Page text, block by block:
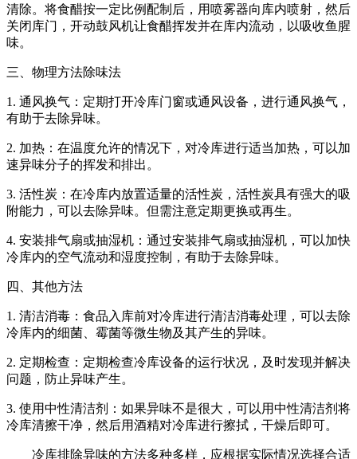
清除。将食醋按一定比例配制后，用喷雾器向库内喷射，然后
关闭库门，开动鼓风机让食醋挥发并在库内流动，以吸收鱼腥
味。
三、物理方法除味法
1. 通风换气：定期打开冷库门窗或通风设备，进行通风换气，
有助于去除异味。
2. 加热：在温度允许的情况下，对冷库进行适当加热，可以加
速异味分子的挥发和排出。
3. 活性炭：在冷库内放置适量的活性炭，活性炭具有强大的吸
附能力，可以去除异味。但需注意定期更换或再生。
4. 安装排气扇或抽湿机：通过安装排气扇或抽湿机，可以加快
冷库内的空气流动和湿度控制，有助于去除异味。
四、其他方法
1. 清洁消毒：食品入库前对冷库进行清洁消毒处理，可以去除
冷库内的细菌、霉菌等微生物及其产生的异味。
2. 定期检查：定期检查冷库设备的运行状况，及时发现并解决
问题，防止异味产生。
3. 使用中性清洁剂：如果异味不是很大，可以用中性清洁剂将
冷库清擦干净，然后用酒精对冷库进行擦拭，干燥后即可。
冷库排除异味的方法多种多样，应根据实际情况选择合适